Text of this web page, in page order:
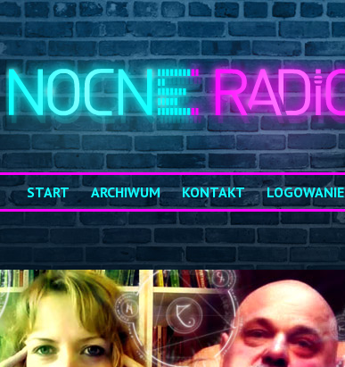
START ARCHIWUM KONTAKT LOGOWANIE